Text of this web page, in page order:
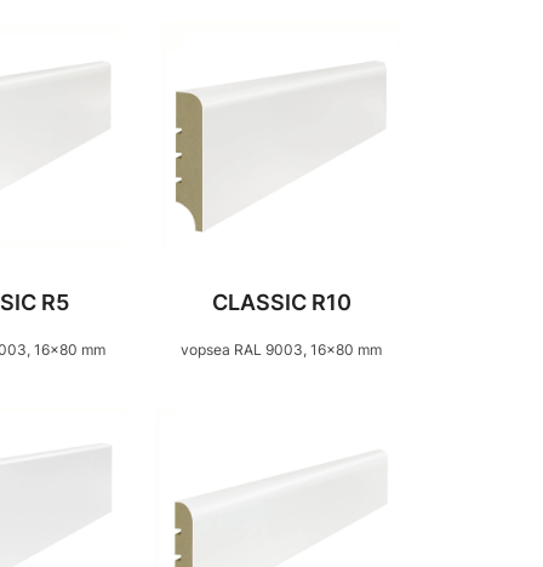
R5
16×80 mm
CLASSIC R10
vopsea RAL 9003, 16×80 mm